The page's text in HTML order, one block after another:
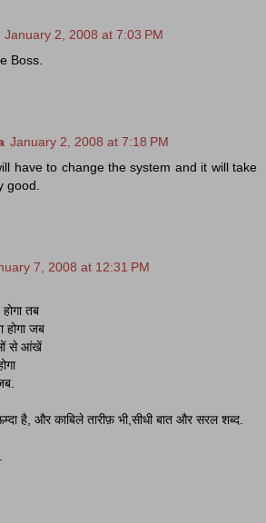
January 2, 2008 at 7:03 PM
Boss.
January 2, 2008 at 7:18 PM
have to change the system and it will take
good.
7, 2008 at 12:31 PM
तब
होगा जब
से आंखें
है, और काबिले तारीफ़ भी,सीधी बात और सरल शब्द.